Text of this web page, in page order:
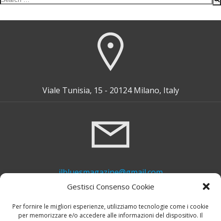
Gestisci Consenso Cookie
Per fornire le migliori esperienze, utilizziamo tecnologie come i cookie
per memorizzare e/o accedere alle informazioni del dispositivo. Il
Viale Tunisia, 15 - 20124 Milano, Italy
ilbluesmagazine@gmail.com